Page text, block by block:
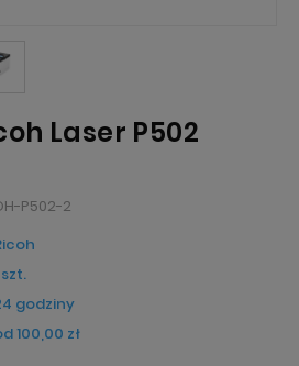
Laser P502
P502-2
szt.
godziny
100,00 zł